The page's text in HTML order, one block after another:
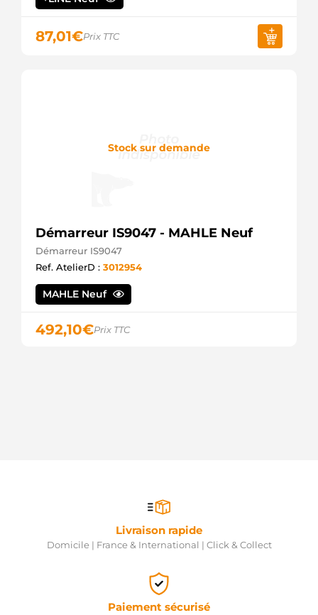
87,01€Prix TTC
Stock sur demande
Démarreur IS9047 - MAHLE Neuf
Démarreur IS9047
Ref. AtelierD : 3012954
MAHLE Neuf
492,10€Prix TTC
Livraison rapide
Domicile | France & International | Click & Collect
Paiement sécurisé